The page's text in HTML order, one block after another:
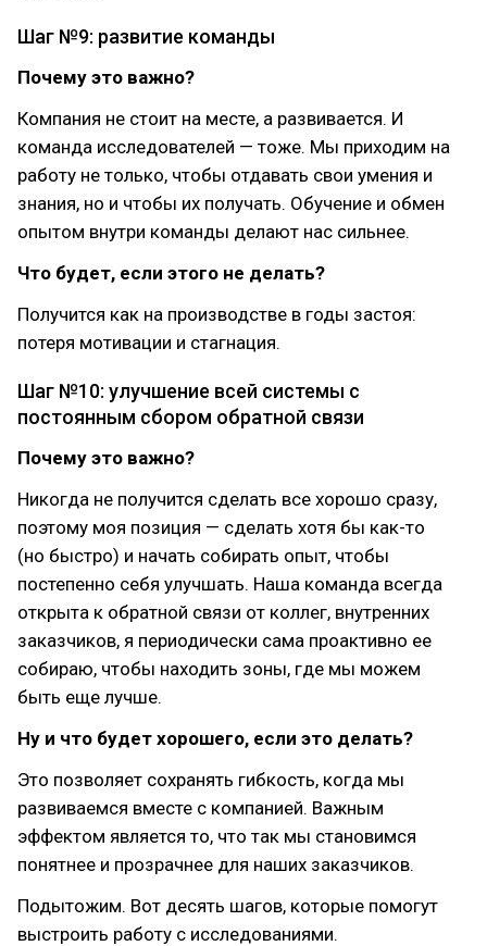
Шаг №9: развитие команды
Почему это важно?
Компания не стоит на месте, а развивается. И
команда исследователей — тоже. Мы приходим на
работу не только, чтобы отдавать свои умения и
знания, но и чтобы их получать. Обучение и обмен
опытом внутри команды делают нас сильнее.
Что будет, если этого не делать?
Получится как на производстве в годы застоя:
потеря мотивации и стагнация.
Шаг №10: улучшение всей системы с
постоянным сбором обратной связи
Почему это важно?
Никогда не получится сделать все хорошо сразу,
поэтому моя позиция — сделать хотя бы как-то
(но быстро) и начать собирать опыт, чтобы
постепенно себя улучшать. Наша команда всегда
открыта к обратной связи от коллег, внутренних
заказчиков, я периодически сама проактивно ее
собираю, чтобы находить зоны, где мы можем
быть еще лучше.
Ну и что будет хорошего, если это делать?
Это позволяет сохранять гибкость, когда мы
развиваемся вместе с компанией. Важным
эффектом является то, что так мы становимся
понятнее и прозрачнее для наших заказчиков.
Подытожим. Вот десять шагов, которые помогут
выстроить работу с исследованиями.